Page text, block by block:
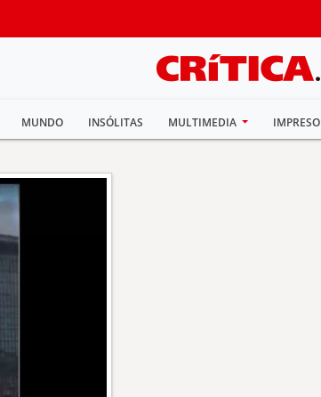
MUNDO INSÓLITAS MULTIMEDIA IMPRESO